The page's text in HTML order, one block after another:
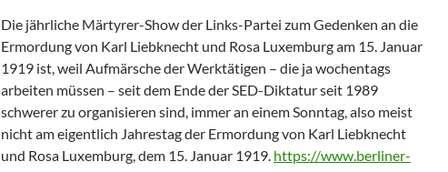
Die jährliche Märtyrer-Show der Links-Partei zum Gedenken an die
Ermordung von Karl Liebknecht und Rosa Luxemburg am 15. Januar
1919 ist, weil Aufmärsche der Werktätigen – die ja wochentags
arbeiten müssen – seit dem Ende der SED-Diktatur seit 1989
schwerer zu organisieren sind, immer an einem Sonntag, also meist
nicht am eigentlich Jahrestag der Ermordung von Karl Liebknecht
und Rosa Luxemburg, dem 15. Januar 1919. https://www.berliner-